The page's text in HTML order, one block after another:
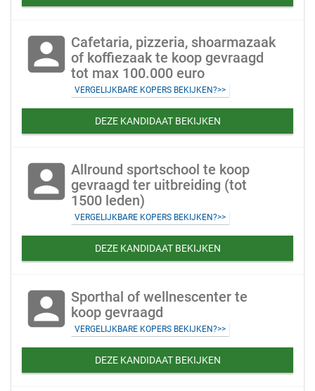
account_box Cafetaria, pizzeria, shoarmazaak
of koffiezaak te koop gevraagd
tot max 100.000 euro
VERGELIJKBARE KOPERS BEKIJKEN?>>
DEZE KANDIDAAT BEKIJKEN
account_box Allround sportschool te koop
gevraagd ter uitbreiding (tot
1500 leden)
VERGELIJKBARE KOPERS BEKIJKEN?>>
DEZE KANDIDAAT BEKIJKEN
account_box Sporthal of wellnescenter te
koop gevraagd
VERGELIJKBARE KOPERS BEKIJKEN?>>
DEZE KANDIDAAT BEKIJKEN